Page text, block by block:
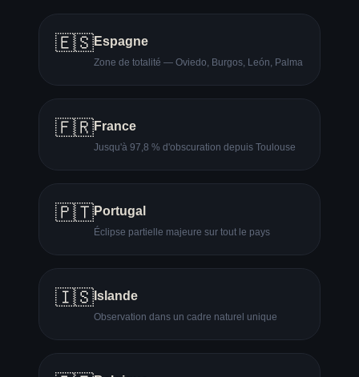
🇪🇸Espagne
Zone de totalité — Oviedo, Burgos, León, Palma
🇫🇷France
Jusqu'à 97,8 % d'obscuration depuis Toulouse
🇵🇹Portugal
Éclipse partielle majeure sur tout le pays
🇮🇸 Islande
Observation dans un cadre naturel unique